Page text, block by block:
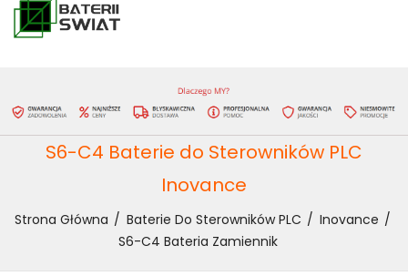
S6-C4 Baterie do Sterowników PLC
Inovance
Strona Główna Baterie Do Sterowników PLC
Inovance
S6-C4 Bateria Zamiennik